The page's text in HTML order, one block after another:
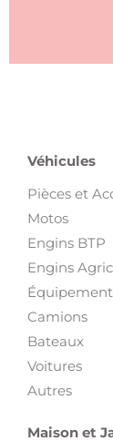
Véhicules
Pièces et
Motos
Engins BTP
Engins
Camions
Bateaux
Voitures
Autres
Maison et